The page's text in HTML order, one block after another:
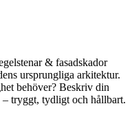
& fasadskador
ursprungliga arkitektur.
behöver? Beskriv din
– tryggt, tydligt och hållbart.